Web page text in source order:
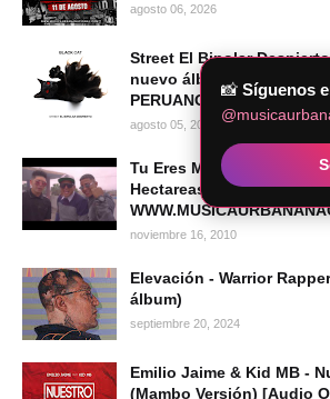
agosto 06, 2026
Street El Bipolar
nuevo álbum BLACK CAT |
PERUANO 2026
agosto 05, 2026
Tu Eres Mia REMIX -
Hectareas 14 (Prod New
noviembre 16, 2010
Elevación - Warrior
álbum)
septiembre 20, 2024
Emilio Jaime & Kid MB -
(Mambo Versión) [Audio
📸 Síguenos